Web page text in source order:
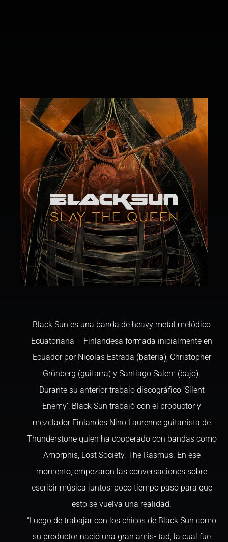
Black Sun es una banda de heavy metal melódico
Ecuatoriana – Finlandesa formada inicialmente en
Ecuador por Nicolas Estrada (bateria), Christopher
Grünberg (guitarra) y Santiago Salem (bajo).
Durante su anterior trabajo discográfico ‘Silent
Enemy’, Black Sun trabajó con el productor y
mezclador Finlandes Nino Laurenne guitarrista de
Thunderstone quien ha cooperado con bandas como
Amorphis, Lost Society, The Rasmus. En ese
momento, empezaron las conversaciones sobre
escribir música juntos; poco tiempo pasó para que
esto se vuelva una realidad.
“Luego de trabajar con los chicos de Black Sun como
su productor nació una gran amis- tad, la cual fue